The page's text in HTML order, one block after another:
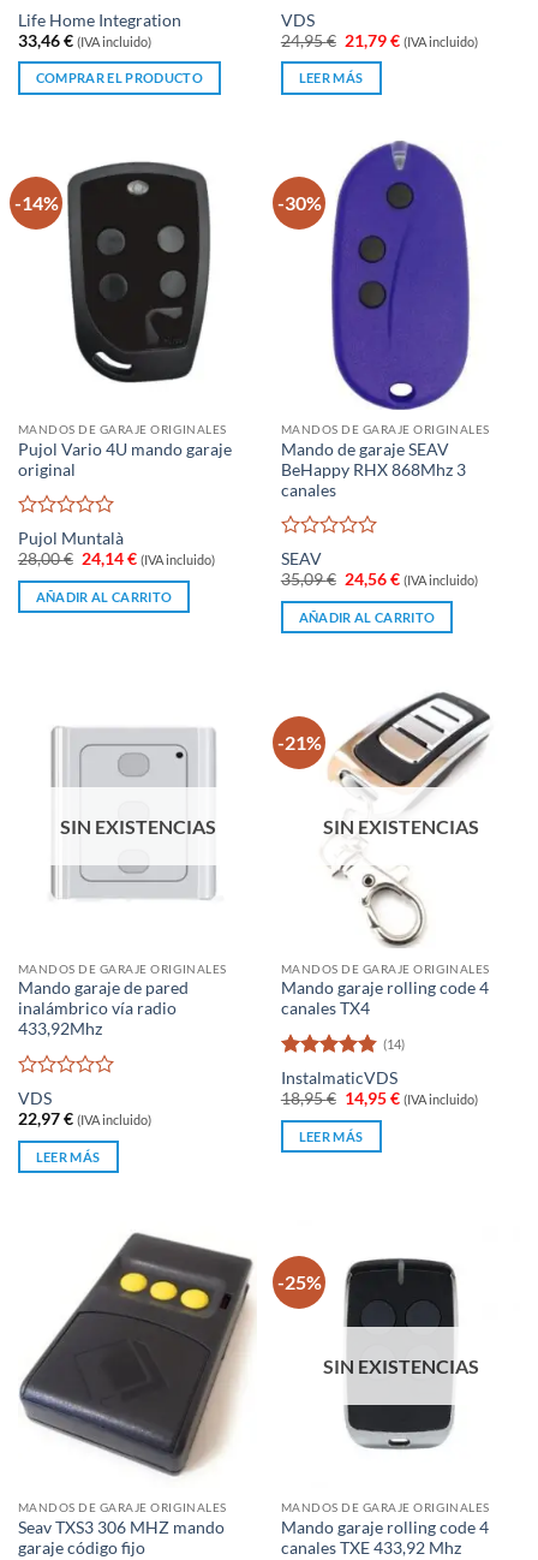
Valorado
con
0
5
Life Home Integration
33,46€ (IVA incluido)
COMPRAR EL PRODUCTO
Valorado
con5 de 5
VDS
24,95€ El
precio
original
era:
24,95 €.
21,79€El
precio
(IVA incluido)
LEER MÁS
-14%
MANDOS DE GARAJE ORIGINALES
Pujol Vario 4U mando garaje
original
Valorado
con
0
5
Pujol Muntalà
28,00€ El
precio
original
era:
24,14€El
precio
actual
es:
(IVA incluido)
AÑADIR AL CARRITO
-30%
MANDOS DE GARAJE ORIGINALES
Mando de garaje SEAV
BeHappy RHX 868Mhz 3
canales
Valorado
con
0
5
SEAV
35,09€ El
precio
original
era:
24,56€El
precio
actual
es:
(IVA incluido)
AÑADIR AL CARRITO
SIN EXISTENCIAS
MANDOS DE GARAJE ORIGINALES
Mando garaje de pared
inalámbrico vía radio
433,92Mhz
Valorado
con
0
5
VDS
22,97€ (IVA incluido)
LEER MÁS
-21%
SIN EXISTENCIAS
MANDOS DE GARAJE ORIGINALES
Mando garaje rolling code 4
canales TX4
Valorado
con4.86
de 5
(14)
InstalmaticVDS
18,95€ El
precio
original
era:
14,95€El
precio
(IVA incluido)
LEER MÁS
MANDOS DE GARAJE ORIGINALES
Seav TXS3 306 MHZ mando
garaje código fijo
-25%
SIN EXISTENCIAS
MANDOS DE GARAJE ORIGINALES
Mando garaje rolling code 4
canales TXE 433,92 Mhz